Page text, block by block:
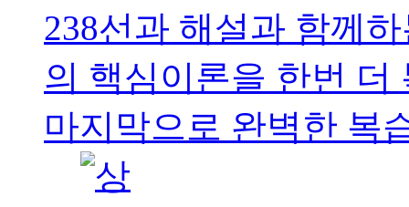
238선과 해설과 함께
의 핵심이론을 한번 더
마지막으로 완벽한 복